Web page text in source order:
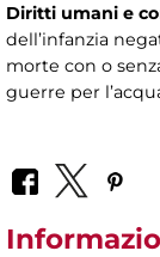
Diritti umani e
dell’infanzia
morte con o
guerre per